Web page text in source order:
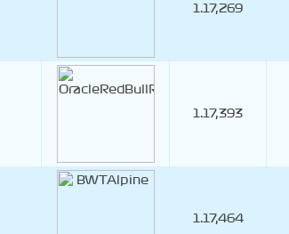
1.17,269
1.17,393
1.17,464